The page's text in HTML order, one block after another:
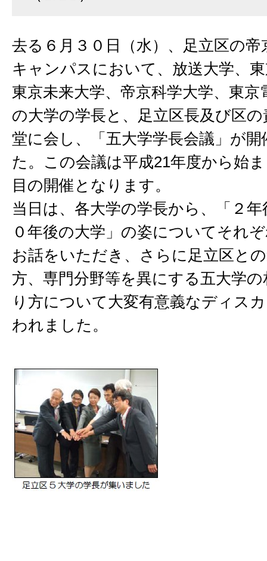
去る６月３０日（水）、足立区の帝
キャンパスにおいて、放送大学、
東京未来大学、帝京科学大学、東京
の大学の学長と、足立区長及び区
堂に会し、「五大学学長会議」が
た。この会議は平成21年度から始
目の開催となります。
当日は、各大学の学長から、「２
０年後の大学」の姿についてそれ
お話をいただき、さらに足立区と
方、専門分野等を異にする五大学
り方について大変有意義なディス
われました。